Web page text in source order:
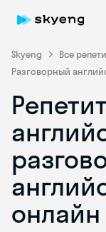
Skyeng Все
Разговорный
Skyeng Chat